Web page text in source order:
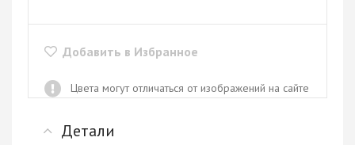
Добавить в Избранное
Цвета могут отличаться от изображений на сайте
Детали